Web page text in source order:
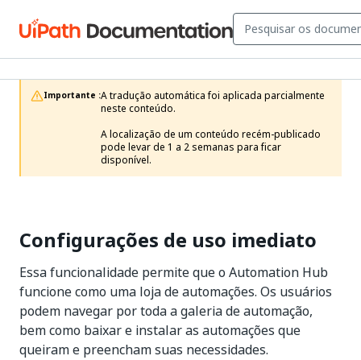
Importante :A tradução automática foi aplicada parcialmente
neste conteúdo.
A localização de um conteúdo recém-publicado
pode levar de 1 a 2 semanas para ficar
disponível.
Configurações de uso imediato
Essa funcionalidade permite que o Automation Hub
funcione como uma loja de automações. Os usuários
podem navegar por toda a galeria de automação,
bem como baixar e instalar as automações que
queiram e preencham suas necessidades.